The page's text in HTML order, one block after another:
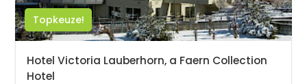
Topkeuze!
Hotel Victoria Lauberhorn, a Faern Collection
Hotel